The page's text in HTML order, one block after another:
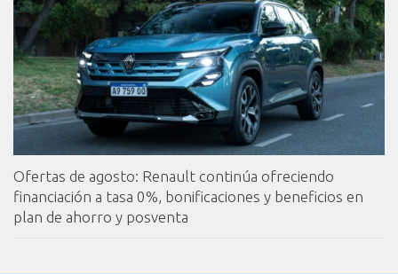
Ofertas de agosto: Renault continúa ofreciendo
financiación a tasa 0%, bonificaciones y beneficios en
plan de ahorro y posventa